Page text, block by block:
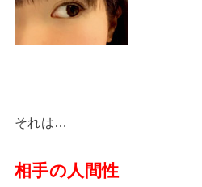
それは…
相手の人間性